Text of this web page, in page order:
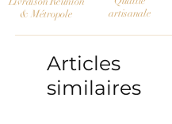
& Métropole
artisanale
Articles
similaires